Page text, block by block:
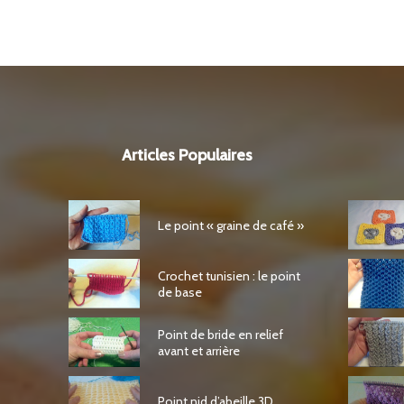
Articles Populaires
Le point « graine de café »
Crochet tunisien : le point
de base
Point de bride en relief
avant et arrière